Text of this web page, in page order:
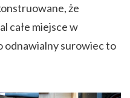
że
całe miejsce w
odnawialny surowiec to